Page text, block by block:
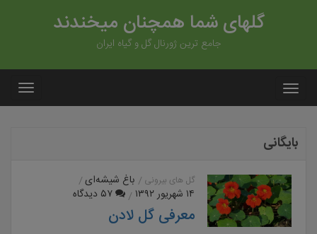
گلهای شما همچنان میخندند
جامع ترین ژورنال گل و گیاه ایران
بایگانی
گل های بیرونی
باغ شیشه‌ای
۱۴ شهریور ۱۳۹۲
۵۷ دیدگاه
معرفی گل لادن